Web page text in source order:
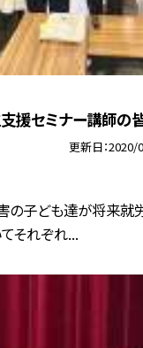
援セミナー講師の
更新日 2020/
の子ども達が将来就
それぞれ...